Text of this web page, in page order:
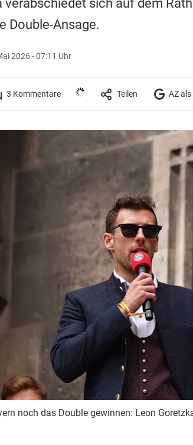
verabschiedet sich auf dem
Double-Ansage.
2026 - 07:11 Uhr
3 Kommentare Teilen AZ
noch das Double gewinnen: Leon